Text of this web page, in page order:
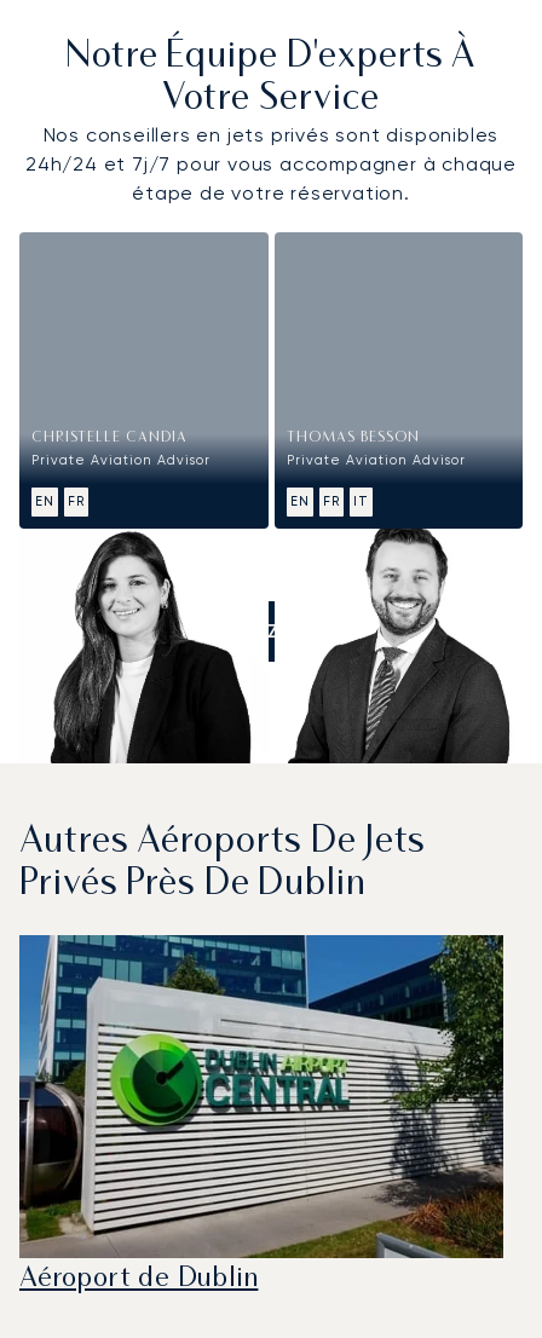
Notre Équipe D'experts À
Votre Service
Nos conseillers en jets privés sont disponibles
24h/24 et 7j/7 pour vous accompagner à chaque
étape de votre réservation.
CHRISTELLE CANDIA
Private Aviation Advisor
EN FR
THOMAS BESSON
Private Aviation Advisor
EN FR IT
APPELEZ-NOUS
Autres Aéroports De Jets
Privés Près De Dublin
Aéroport de Dublin